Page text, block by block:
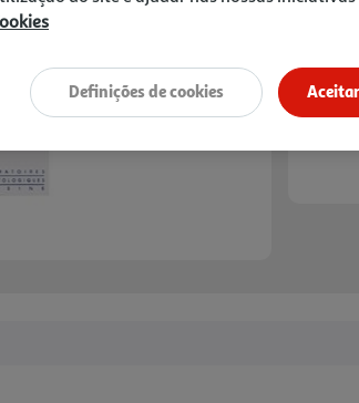
Definições de cookies